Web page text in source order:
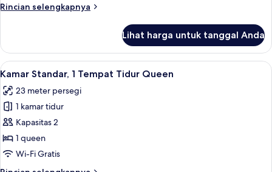
Tidur
Rincian selengkapnya
Rincian
Kamar
Keluarga,
2
Tidur
Double
Lihat harga untuk tanggal Anda
Lihat
semua
foto
untuk
Kamar
Standar,
1
Kamar Standar, 1 Tempat Tidur
2
Kamar Standar, 1 Tempat Tidur Queen
23 meter persegi
1 kamar tidur
Kapasitas 2
1 queen
Wi-Fi Gratis